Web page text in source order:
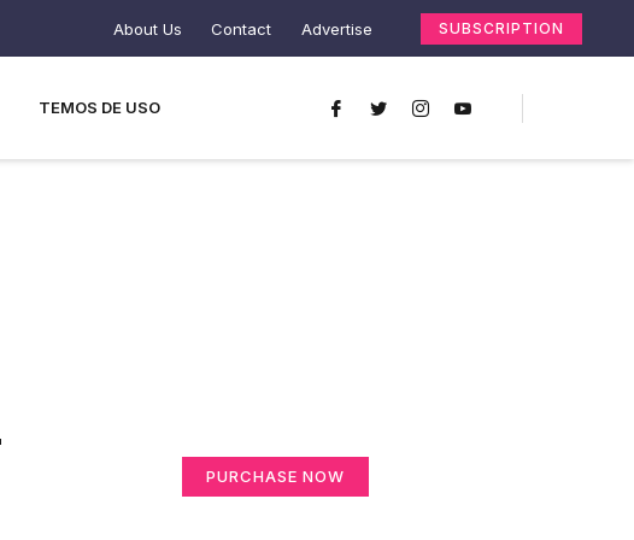
About Us Contact Advertise SUBSCRIPTION
TEMOS DE USO
PURCHASE NOW